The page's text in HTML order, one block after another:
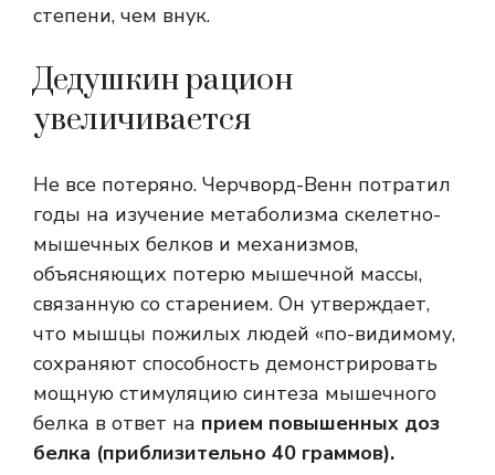
степени, чем внук.
Дедушкин рацион
увеличивается
Не все потеряно. Черчворд-Венн потратил
годы на изучение метаболизма скелетно-
мышечных белков и механизмов,
объясняющих потерю мышечной массы,
связанную со старением. Он утверждает,
что мышцы пожилых людей «по-видимому,
сохраняют способность демонстрировать
мощную стимуляцию синтеза мышечного
белка в ответ на прием повышенных доз
белка (приблизительно 40 граммов).